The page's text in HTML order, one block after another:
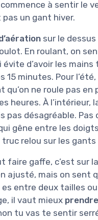
à sentir le
un gant hiver.
sur le
En roulant, on
évite d’avoir les
15 minutes. Pour
qu’on ne roule pas en
heures. À l’intérieur,
pas désagréable. Pas
gêne entre les
relou sur les gants
faire gaffe, c’est sur la
ajusté, mais on sent
entre deux tailles
il vaut mieux
tu vas te sentir